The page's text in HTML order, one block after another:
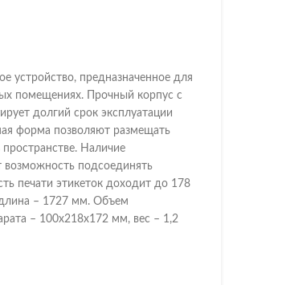
устройство, предназначенное для
помещениях. Прочный корпус с
долгий срок эксплуатации
форма позволяют размещать
пространстве. Наличие
возможность подсоединять
печати этикеток доходит до 178
– 1727 мм. Объем
– 100х218х172 мм, вес – 1,2